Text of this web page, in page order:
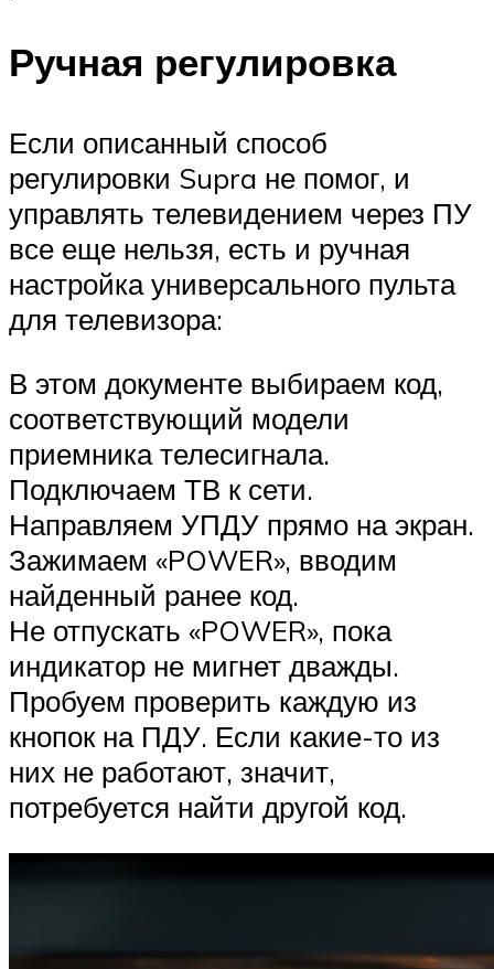
Ручная регулировка
Если описанный способ
регулировки Supra не помог, и
управлять телевидением через ПУ
все еще нельзя, есть и ручная
настройка универсального пульта
для телевизора:
В этом документе выбираем код,
соответствующий модели
приемника телесигнала.
Подключаем ТВ к сети.
Направляем УПДУ прямо на экран.
Зажимаем «POWER», вводим
найденный ранее код.
Не отпускать «POWER», пока
индикатор не мигнет дважды.
Пробуем проверить каждую из
кнопок на ПДУ. Если какие-то из
них не работают, значит,
потребуется найти другой код.